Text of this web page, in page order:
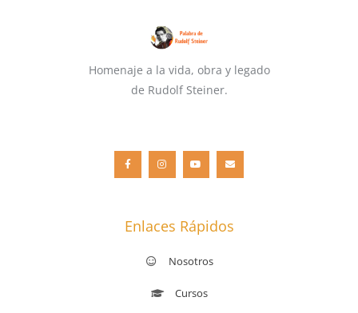
Homenaje a la vida, obra y legado
de Rudolf Steiner.
c
e
b
o
s
t
a
g
u
t
u
b
v
e
l
o
Enlaces Rápidos
Nosotros
Cursos